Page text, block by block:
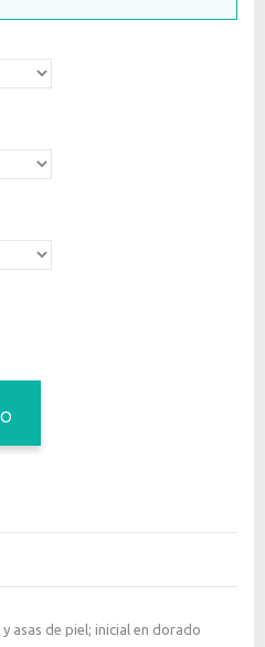
asas de piel; inicial en dorado